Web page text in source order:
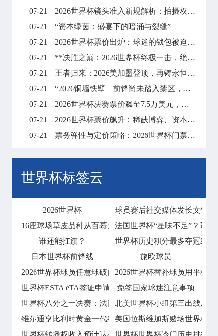
07-21
2026世界杯镜头准入新规解析：拍摄权限调整与现场执行要点
07-21
“资本绿茵：盛宴下的暗涌与裂缝”
07-21
2026世界杯票价出炉：球迷的钱包被迫“踢满全场”
07-21
**决胜之巅：2026世界杯终极一击，绝杀封王**
07-21
王者归来：2026美加墨登顶，再铸永恒传奇
07-21
“2026铜墙铁壁：前锋尚未踏入禁区，梦想已碎在防线之外”
07-21
2026世界杯决赛票价飙至7.5万美元，天价门票创下历史纪录
07-21
2026世界杯票价飙升：稀缺博弈、资本暗战与全球体育消费版图的结构性重塑
07-21
票务弹性与定价策略：2026世界杯门票市场的溢价平衡机制
世界杯标签云
2026世界杯
球员赛后社交媒体发长文告别
16座球场草皮品种从百慕大到黑麦草的过渡
法国世界杯“星味不足”？除姆
谁还能扛旗？
世界杯历史积分最多夺冠纪录
日本世界杯前锋线
旅欧球员
2026世界杯球员任意球破门会否技惊四座2026世界杯替补球员用平板
世界杯ESTA eTA签证申请指南免签国家球迷注意事项
世界杯八分之一决赛：法国2比0淘汰波兰北美世界杯小组第三出线后
维尔通亨比利时黄金一代终章美国拉斯维加斯赌场世界杯
世界杯转播权收入预计达42 世界杯世界杯冷门历史排行榜